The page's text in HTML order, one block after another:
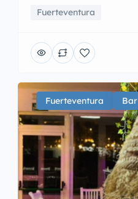
Fuerteventura
Fuerteventura Bar